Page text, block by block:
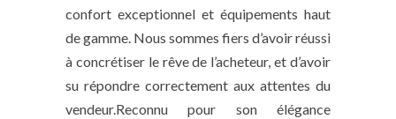
confort exceptionnel et équipements haut
de gamme. Nous sommes fiers d’avoir réussi
à concrétiser le rêve de l’acheteur, et d’avoir
su répondre correctement aux attentes du
vendeur.Reconnu pour son élégance